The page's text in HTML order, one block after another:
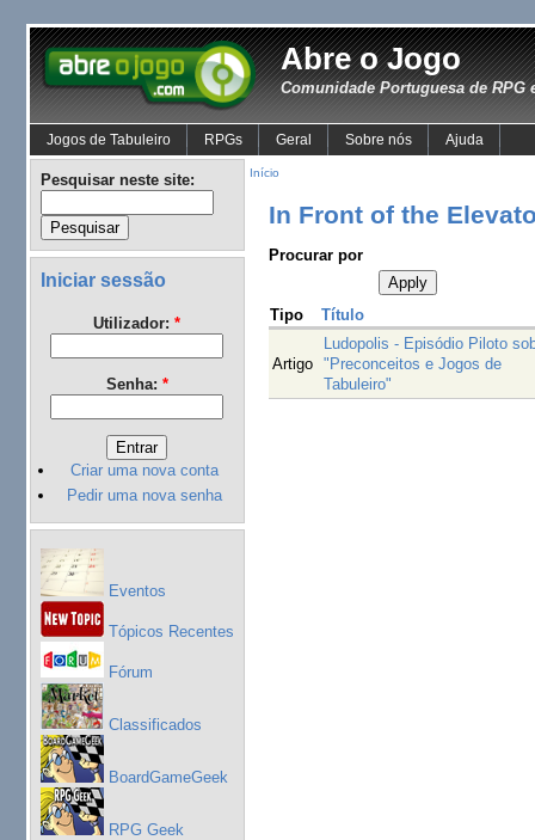
Abre o Jogo
Comunidade Portuguesa de RPG
Jogos de Tabuleiro RPGs Geral Sobre nós Ajuda
Pesquisar neste site:
Iniciar sessão
Utilizador: *
Senha: *
Criar uma nova conta
Pedir uma nova senha
Eventos
Tópicos Recentes
Fórum
Classificados
BoardGameGeek
RPG Geek
Início
In Front of the
Procurar por
Tipo Título
Artigo
Ludopolis - Episódio Piloto
"Preconceitos e Jogos de
Tabuleiro"